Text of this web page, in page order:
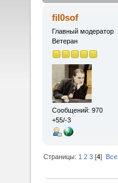
fil0sof
Главный модератор
Ветеран
Сообщений: 970
+55/-3
Страницы: 1 2 3 [4] Все